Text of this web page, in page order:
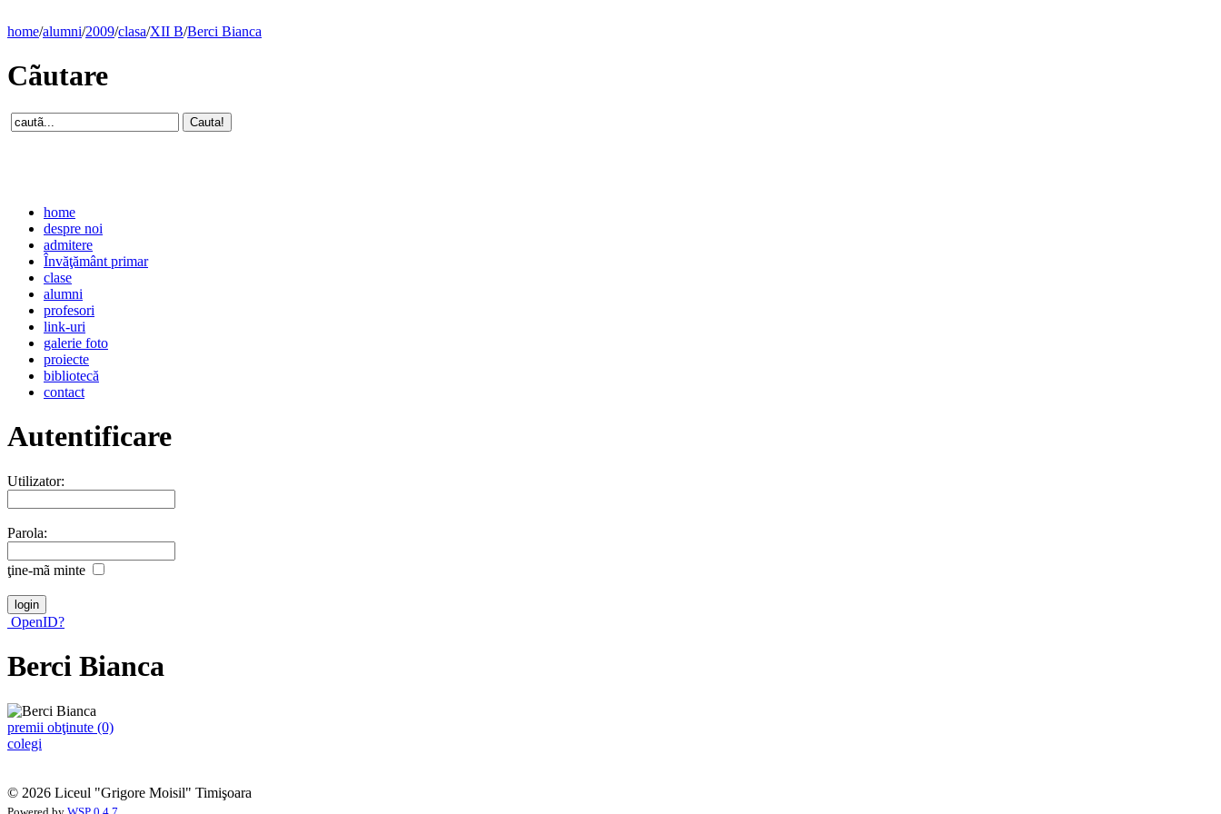
home/alumni/2009/clasa/XII B/Berci Bianca
Cãutare
home
despre noi
admitere
Învăţământ primar
clase
alumni
profesori
link-uri
galerie foto
proiecte
bibliotecă
contact
Autentificare
Utilizator:
Parola:
ţine-mã minte
OpenID?
Berci Bianca
premii obţinute (0)
colegi
© 2026 Liceul "Grigore Moisil" Timişoara